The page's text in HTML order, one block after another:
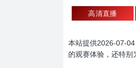
高清直播
本站提供2026-07-
的观赛体验，还特别